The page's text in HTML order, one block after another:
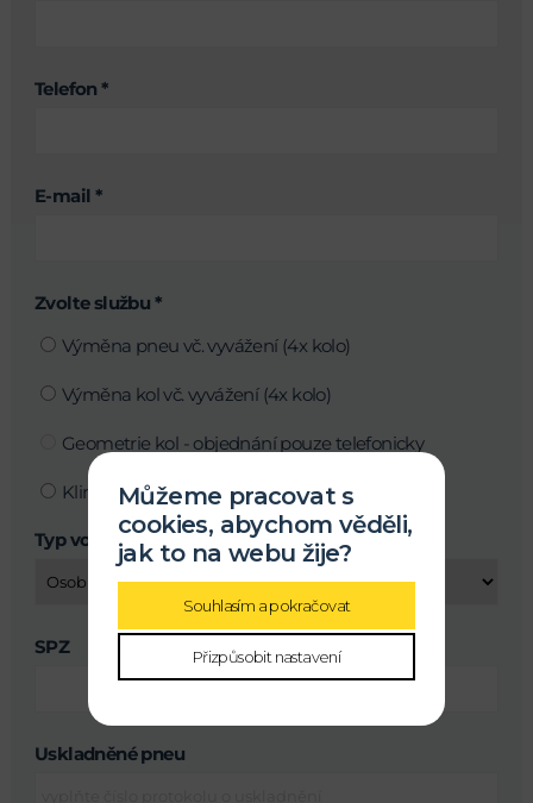
Telefon *
E-mail *
Zvolte službu *
Výměna pneu vč. vyvážení (4x kolo)
Výměna kol vč. vyvážení (4x kolo)
Geometrie kol - objednání pouze telefonicky
Klimatizace
Typ vozu
SPZ
Uskladněné pneu
Můžeme pracovat s
cookies, abychom věděli,
jak to na webu žije?
Souhlasím a pokračovat
Přizpůsobit nastavení